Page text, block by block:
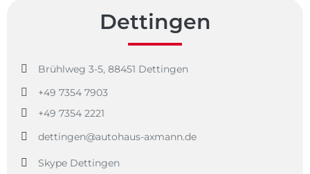
Dettingen
Brühlweg 3-5, 88451 Dettingen
+49 7354 7903
+49 7354 2221
dettingen@autohaus-axmann.de
Skype Dettingen